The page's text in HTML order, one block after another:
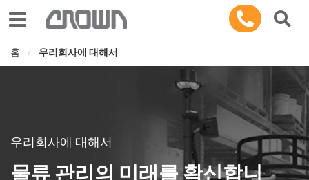
Toggle navigation
홈 우리회사에 대해서
우리회사에 대해서
물류 관리의 미래를 확신합니